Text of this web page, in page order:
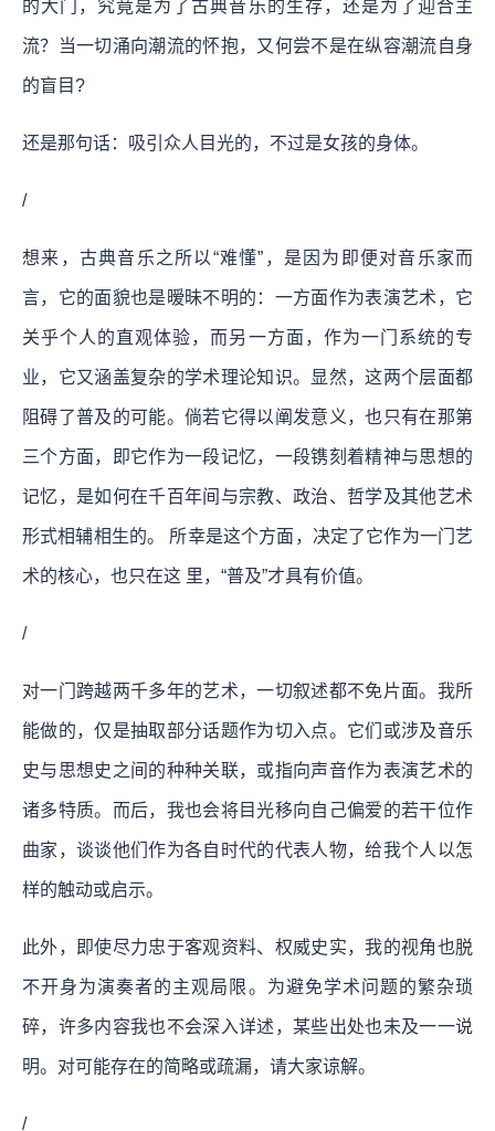
的大门，究竟是为了古典音乐的生存，还是为了迎合主
流？当一切涌向潮流的怀抱，又何尝不是在纵容潮流自身
的盲目?
还是那句话：吸引众人目光的，不过是女孩的身体。
/
想来，古典音乐之所以“难懂”，是因为即便对音乐家而
言，它的面貌也是暧昧不明的：一方面作为表演艺术，它
关乎个人的直观体验，而另一方面，作为一门系统的专
业，它又涵盖复杂的学术理论知识。显然，这两个层面都
阻碍了普及的可能。 倘若它得以阐发意义，也只有在那第
三个方面，即它作为一段记忆，一段镌刻着精神与思想的
记忆，是如何在千百年间与宗教、政治、哲学及其他艺术
形式相辅相生的。 所幸是这个方面，决定了它作为一门艺
术的核心，也只在这 里，“普及”才具有价值。
/
对一门跨越两千多年的艺术，一切叙述都不免片面。我所
能做的，仅是抽取部分话题作为切入点。它们或涉及音乐
史与思想史之间的种种关联，或指向声音作为表演艺术的
诸多特质。而后，我也会将目光移向自己偏爱的若干位作
曲家，谈谈他们作为各自时代的代表人物，给我个人以怎
样的触动或启示。
此外，即使尽力忠于客观资料、权威史实，我的视角也脱
不开身为演奏者的主观局限。为避免学术问题的繁杂琐
碎，许多内容我也不会深入详述，某些出处也未及一一说
明。对可能存在的简略或疏漏，请大家谅解。
/